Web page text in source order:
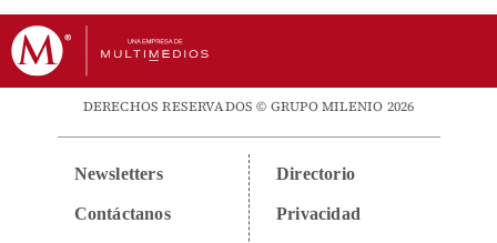
DERECHOS RESERVADOS © GRUPO MILENIO 2026
Newsletters
Contáctanos
Directorio
Privacidad